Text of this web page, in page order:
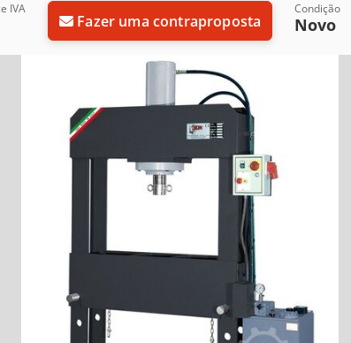
IVA
Fazer uma contraproposta
Condição
Novo